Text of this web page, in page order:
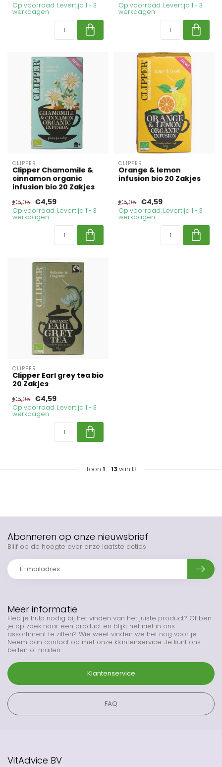
Op voorraad. Levertijd 1 - 3
werkdagen
Op voorraad. Levertijd 1 - 3
werkdagen
CLIPPER
Clipper Chamomile &
cinnamon organic
infusion bio 20 Zakjes
€5,05 €4,59
Op voorraad. Levertijd 1 - 3
werkdagen
CLIPPER
Orange & lemon
infusion bio 20 Zakjes
€5,05 €4,59
Op voorraad. Levertijd 1 - 3
werkdagen
CLIPPER
Clipper Earl grey tea bio
20 Zakjes
€5,05 €4,59
Op voorraad. Levertijd 1 - 3
werkdagen
Toon 1 - 13 van 13
Meer informatie
Heb je hulp nodig bij het vinden van het juiste product? Of ben
je op zoek naar een product en blijkt het niet in ons
assortiment te zitten? Wie weet vinden we het nog voor je.
Neem dan contact op met onze klantenservice. Je kunt ons
bellen of mailen.
Klantenservice
FAQ
Abonneren op onze nieuwsbrief
Blijf op de hoogte over onze laatste acties
VitAdvice BV